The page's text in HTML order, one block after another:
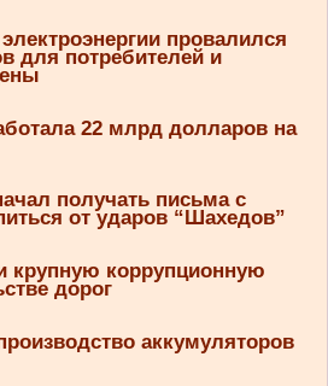
провалился
для потребителей и
22 млрд долларов на
получать письма с
от ударов “Шахедов”
крупную коррупционную
дорог
аккумуляторов